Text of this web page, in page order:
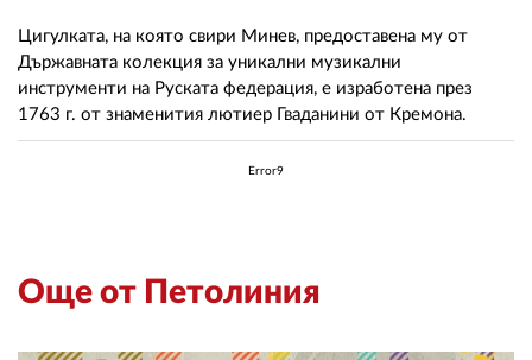
Цигулката, на която свири Минев, предоставена му от
Държавната колекция за уникални музикални
инструменти на Руската федерация, е изработена през
1763 г. от знаменития лютиер Гваданини от Кремона.
Error9
Още от Петолиния